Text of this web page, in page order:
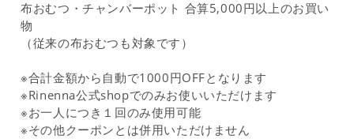
布おむつ・チャンバーポット 合算5,000円以上のお買い
物
（従来の布おむつも対象です）
※合計金額から自動で1000円OFFとなります
※Rinenna公式shopでのみお使いいただけます
※お一人につき１回のみ使用可能
※その他クーポンとは併用いただけません